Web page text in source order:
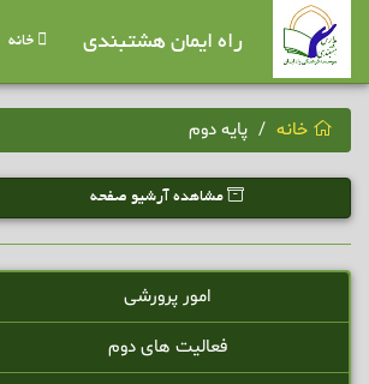
راه ایمان هشتبندی خانه
خانه پایه دوم
مشاهده آرشیو صفحه
امور پرورشی
فعالیت های دوم